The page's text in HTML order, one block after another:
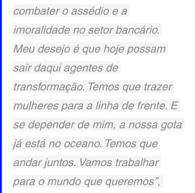
combater o assédio e a
imoralidade no setor bancário.
Meu desejo é que hoje possam
sair daqui agentes de
transformação. Temos que trazer
mulheres para a linha de frente. E
se depender de mim, a nossa gota
já está no oceano. Temos que
andar juntos. Vamos trabalhar
para o mundo que queremos”,